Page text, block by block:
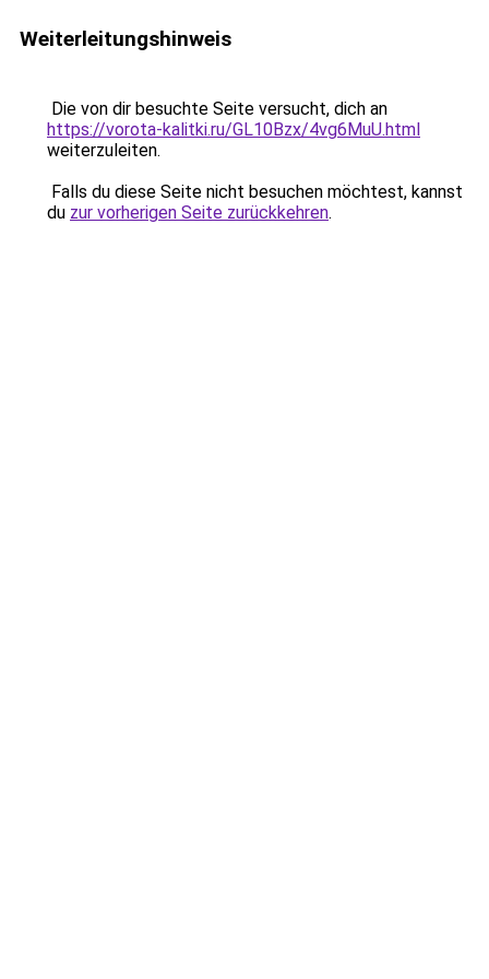
Weiterleitungshinweis
Die von dir besuchte Seite versucht, dich an
https://vorota-kalitki.ru/GL10Bzx/4vg6MuU.html
weiterzuleiten.
Falls du diese Seite nicht besuchen möchtest, kannst
du zur vorherigen Seite zurückkehren.